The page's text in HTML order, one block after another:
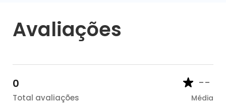
Avaliações
0
Total avaliações
--
Média